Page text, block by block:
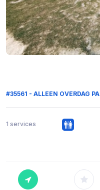
#35561 - ALLEEN OVERDAG
1 services